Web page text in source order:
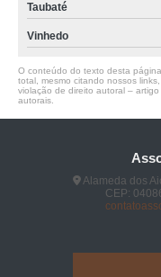
Taubaté
Vinhedo
O conteúdo do texto desta
total, mesmo citando nossos
violação de direito autoral –
autorais
Alameda dos
CEP: